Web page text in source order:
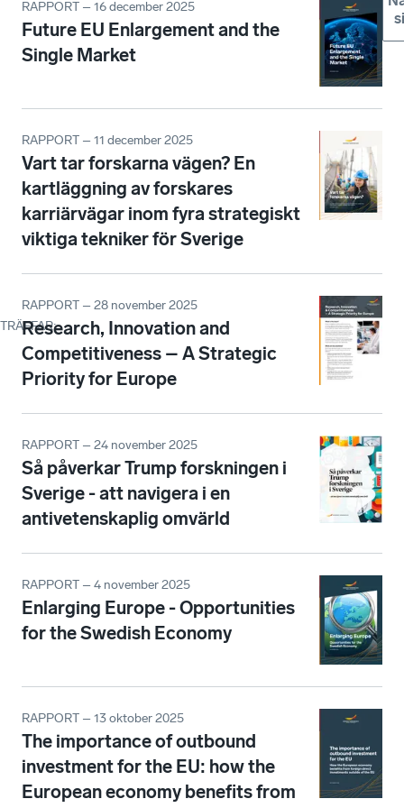
TRÄFFAR:
RAPPORT – 16 december 2025
Future EU Enlargement and the
Single Market
RAPPORT – 11 december 2025
Vart tar forskarna vägen? En
kartläggning av forskares
karriärvägar inom fyra strategiskt
viktiga tekniker för Sverige
RAPPORT – 28 november 2025
Research, Innovation and
Competitiveness – A Strategic
Priority for Europe
RAPPORT – 24 november 2025
Så påverkar Trump forskningen i
Sverige - att navigera i en
antivetenskaplig omvärld
RAPPORT – 4 november 2025
Enlarging Europe - Opportunities
for the Swedish Economy
RAPPORT – 13 oktober 2025
The importance of outbound
investment for the EU: how the
European economy benefits from